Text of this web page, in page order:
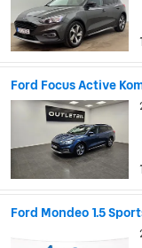
Ford Focus Active
Ford Mondeo 1.5